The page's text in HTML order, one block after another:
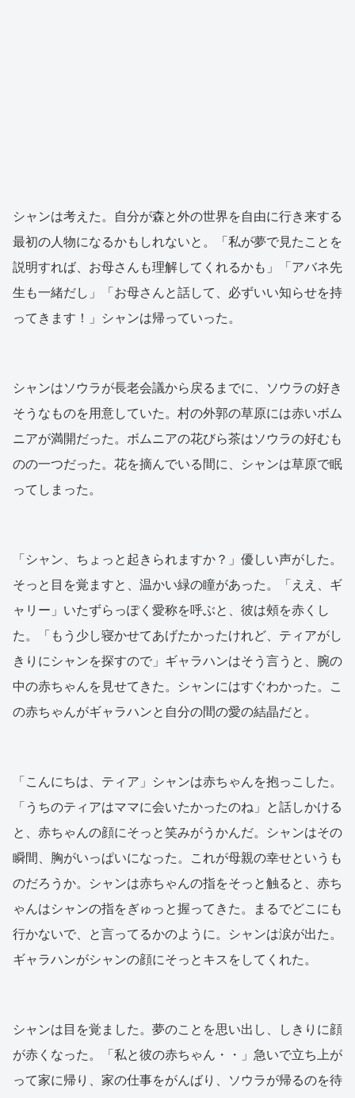
シャンは考えた。自分が森と外の世界を自由に行き来する
最初の人物になるかもしれないと。「私が夢で見たことを
説明すれば、お母さんも理解してくれるかも」「アバネ先
生も一緒だし」「お母さんと話して、必ずいい知らせを持
ってきます！」シャンは帰っていった。
シャンはソウラが長老会議から戻るまでに、ソウラの好き
そうなものを用意していた。村の外郭の草原には赤いボム
ニアが満開だった。ボムニアの花びら茶はソウラの好むも
のの一つだった。花を摘んでいる間に、シャンは草原で眠
ってしまった。
「シャン、ちょっと起きられますか？」優しい声がした。
そっと目を覚ますと、温かい緑の瞳があった。「ええ、ギ
ャリー」いたずらっぽく愛称を呼ぶと、彼は頰を赤くし
た。「もう少し寝かせてあげたかったけれど、ティアがし
きりにシャンを探すので」ギャラハンはそう言うと、腕の
中の赤ちゃんを見せてきた。シャンにはすぐわかった。こ
の赤ちゃんがギャラハンと自分の間の愛の結晶だと。
「こんにちは、ティア」シャンは赤ちゃんを抱っこした。
「うちのティアはママに会いたかったのね」と話しかける
と、赤ちゃんの顔にそっと笑みがうかんだ。シャンはその
瞬間、胸がいっぱいになった。これが母親の幸せというも
のだろうか。シャンは赤ちゃんの指をそっと触ると、赤ち
ゃんはシャンの指をぎゅっと握ってきた。まるでどこにも
行かないで、と言ってるかのように。シャンは涙が出た。
ギャラハンがシャンの顔にそっとキスをしてくれた。
シャンは目を覚ました。夢のことを思い出し、しきりに顔
が赤くなった。「私と彼の赤ちゃん・・」急いで立ち上が
って家に帰り、家の仕事をがんばり、ソウラが帰るのを待